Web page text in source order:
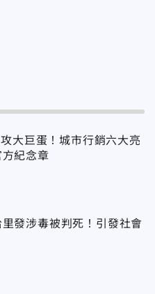
大巨蛋！城市行銷六大亮
紀念章
發涉毒被判死！引發社會